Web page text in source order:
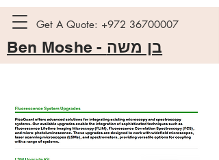
Get A Quote: +972 36700007
Ben Moshe - בן משה